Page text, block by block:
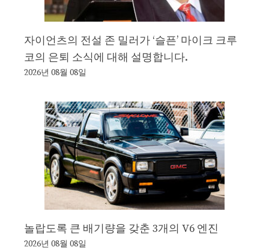
자이언츠의 전설 존 밀러가 ‘슬픈’ 마이크 크루
코의 은퇴 소식에 대해 설명합니다.
2026년 08월 08일
놀랍도록 큰 배기량을 갖춘 3개의 V6 엔진
2026년 08월 08일